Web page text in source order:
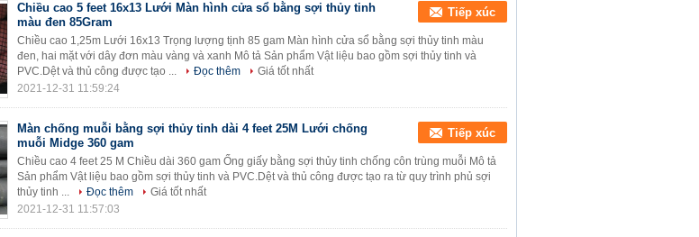
Chiều cao 5 feet 16x13 Lưới Màn hình cửa sổ bằng sợi thủy tinh
màu đen 85Gram
Tiếp xúc
Chiều cao 1,25m Lưới 16x13 Trọng lượng tịnh 85 gam Màn hình cửa sổ bằng sợi thủy tinh màu
đen, hai mặt với dây đơn màu vàng và xanh Mô tả Sản phẩm Vật liệu bao gồm sợi thủy tinh và
PVC.Dệt và thủ công được tạo ...
Đọc thêm
Giá tốt nhất
2021-12-31 11:59:24
Màn chống muỗi bằng sợi thủy tinh dài 4 feet 25M Lưới chống
muỗi Midge 360 ​​gam
Tiếp xúc
Chiều cao 4 feet 25 M Chiều dài 360 gam Ống giấy bằng sợi thủy tinh chống côn trùng muỗi Mô tả
Sản phẩm Vật liệu bao gồm sợi thủy tinh và PVC.Dệt và thủ công được tạo ra từ quy trình phủ sợi
thủy tinh ...
Đọc thêm
Giá tốt nhất
2021-12-31 11:57:03